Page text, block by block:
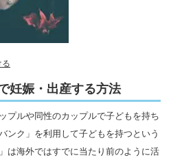
る
妊娠・出産する方法
プルや同性のカップルで子どもを持ち
ンク」を利用して子どもを持つという
は海外ではすでに当たり前のように活